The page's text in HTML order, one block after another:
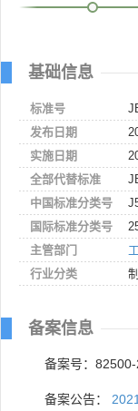
基础信息
标准号
发布日期
实施日期
全部代替标准
中国标准分类号
国际标准分类号
主管部门
行业分类
备案信息
备案号：82500-
备案公告：